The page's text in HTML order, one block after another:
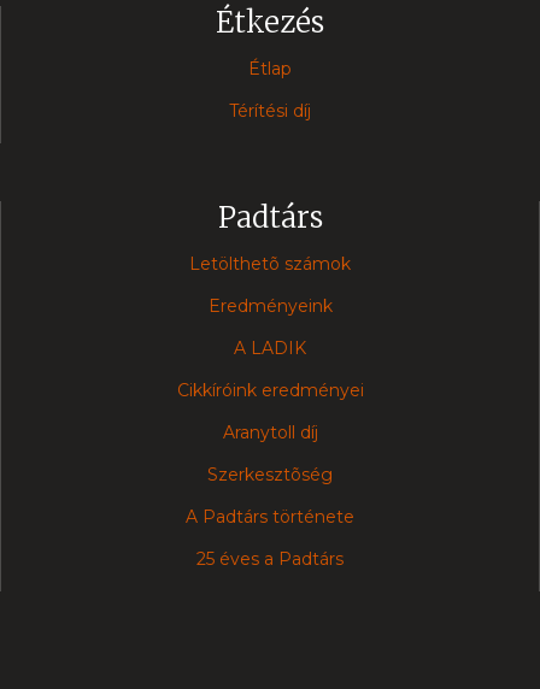
Étkezés
Étlap
Térítési díj
Padtárs
Letölthetõ számok
Eredményeink
A LADIK
Cikkíróink eredményei
Aranytoll díj
Szerkesztõség
A Padtárs története
25 éves a Padtárs